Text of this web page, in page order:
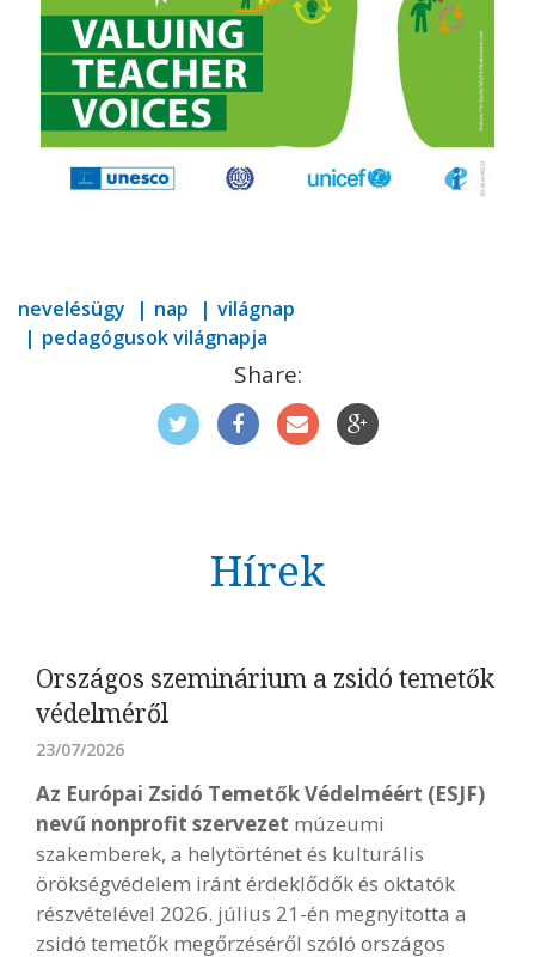
nevelésügy nap
világnap
pedagógusok világnapja
Share:
Hírek
Országos szeminárium a zsidó temetők
védelméről
23/07/2026
Az Európai Zsidó Temetők Védelméért (ESJF)
nevű nonprofit szervezet múzeumi
szakemberek, a helytörténet és kulturális
örökségvédelem iránt érdeklődők és oktatók
részvételével 2026. július 21-én megnyitotta a
zsidó temetők megőrzéséről szóló országos